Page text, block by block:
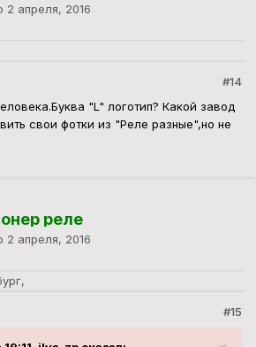
2 апреля, 2016
#14
"L" логотип? Какой завод
свои фотки из "Реле разные",но не
реле
2 апреля, 2016
#15